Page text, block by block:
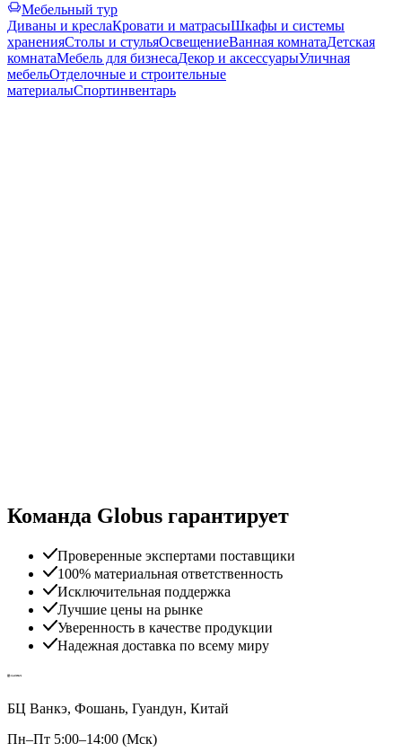
Мебельный тур
Диваны и креслаКровати и матрасыШкафы и системы
храненияСтолы и стульяОсвещениеВанная комнатаДетская
комнатаМебель для бизнесаДекор и аксессуарыУличная
мебельОтделочные и строительные
материалыСпортинвентарь
Команда Globus гарантирует
Проверенные экспертами поставщики
100% материальная ответственность
Исключительная поддержка
Лучшие цены на рынке
Уверенность в качестве продукции
Надежная доставка по всему миру
БЦ Ванкэ, Фошань, Гуандун, Китай
Пн–Пт 5:00–14:00 (Мск)